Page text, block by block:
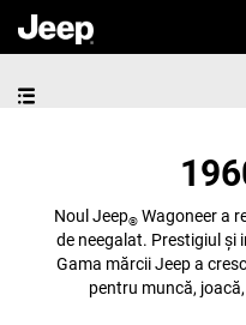
Noul Jeep®Wagoneer a
de neegalat. Prestigiul și
Gama mărcii Jeep a
pentru muncă,